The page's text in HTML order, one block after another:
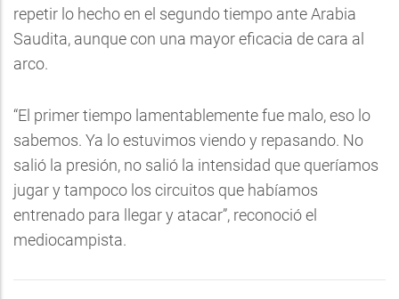
repetir lo hecho en el segundo tiempo ante Arabia
Saudita, aunque con una mayor eficacia de cara al
arco.
“El primer tiempo lamentablemente fue malo, eso lo
sabemos. Ya lo estuvimos viendo y repasando. No
salió la presión, no salió la intensidad que queríamos
jugar y tampoco los circuitos que habíamos
entrenado para llegar y atacar”, reconoció el
mediocampista.